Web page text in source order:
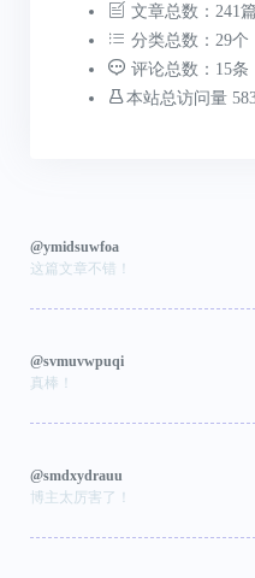
文章总数：241篇
分类总数：29个
评论总数：15条
本站总访问量
@ymidsuwfoa
这篇文章不错！
@svmuvwpuqi
真棒！
@smdxydrauu
博主太厉害了！